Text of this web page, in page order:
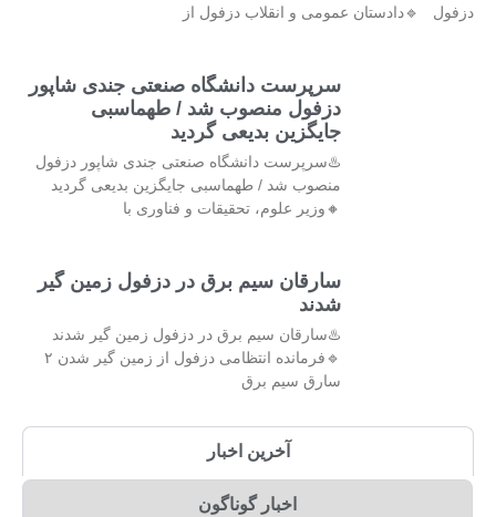
دزفول 🔹دادستان عمومی و انقلاب دزفول از
سرپرست دانشگاه صنعتی جندی شاپور
دزفول منصوب شد / طهماسبی
جایگزین بدیعی گردید
♨️سرپرست دانشگاه صنعتی جندی شاپور دزفول
منصوب شد / طهماسبی جایگزین بدیعی گردید
🔸وزیر علوم، تحقیقات و فناوری با
سارقان سیم برق در دزفول زمین گیر
شدند
♨️سارقان سیم برق در دزفول زمین گیر شدند
🔹فرمانده انتظامی دزفول از زمین گیر شدن ۲
سارق سیم برق
آخرین اخبار
اخبار گوناگون